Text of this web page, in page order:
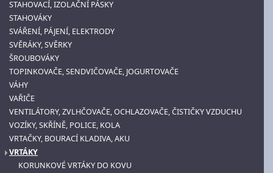
STAHOVACÍ, IZOLAČNÍ PÁSKY
STAHOVÁKY
SVÁŘENÍ, PÁJENÍ, ELEKTRODY
SVĚRÁKY, SVĚRKY
ŠROUBOVÁKY
TOPINKOVAČE, SENDVIČOVAČE, JOGURTOVAČE
VÁHY
VAŘIČE
VENTILÁTORY, ZVLHČOVAČE, OCHLAZOVAČE, ČISTIČKY VZDUCHU
VOZÍKY, SKŘÍNĚ, POLICE, KOLA
VRTAČKY, BOURACÍ KLADIVA, AKU
VRTÁKY
KORUNKOVÉ VRTÁKY DO KOVU